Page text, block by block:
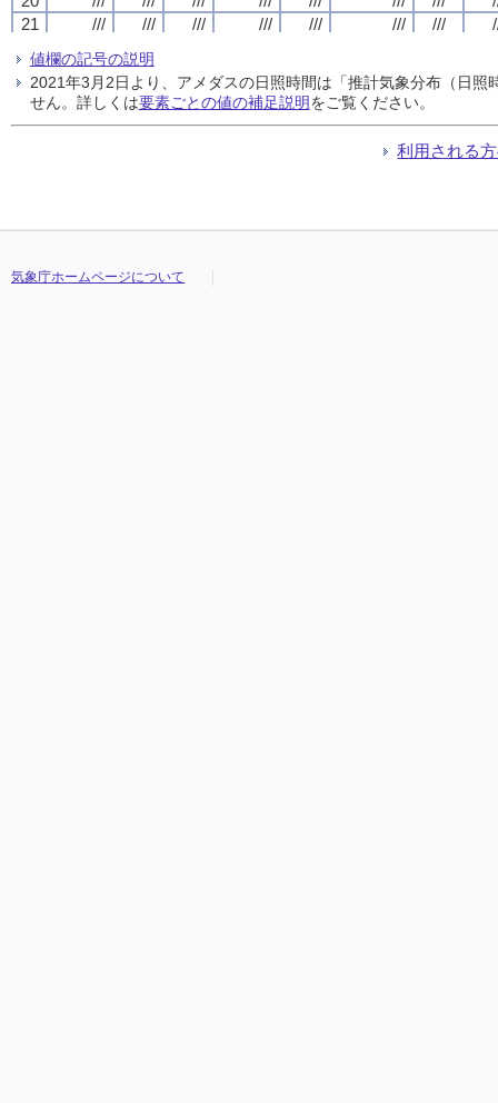
21
/// /// /// /// /// /// ///
23
/// /// ///
24
/// /// /// /// /// /// ///
21
/// /// /// /// /// /// ///
23
/// /// ///
24
/// /// /// /// /// /// ///
21
/// /// /// /// /// /// ///
23
/// /// ///
24
/// /// /// /// /// /// ///
21
/// /// /// /// /// /// ///
23
/// /// ///
24
/// /// /// /// /// /// ///
値欄の記号の説明
2021年3月2日より、アメダスの日照時間は「推計気象分布（日
せん。詳しくは要素ごとの値の補足説明をご覧ください。
利用される
気象庁ホームページについて